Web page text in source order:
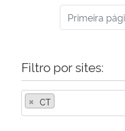
Primeira
Filtro por sites:
× CT